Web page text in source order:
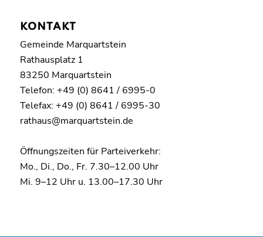
KONTAKT
Gemeinde Marquartstein
Rathausplatz 1
83250 Marquartstein
Telefon: +49 (0) 8641 / 6995-0
Telefax: +49 (0) 8641 / 6995-30
rathaus@marquartstein.de
Öffnungszeiten für Parteiverkehr:
Mo., Di., Do., Fr. 7.30–12.00 Uhr
Mi. 9–12 Uhr u. 13.00–17.30 Uhr